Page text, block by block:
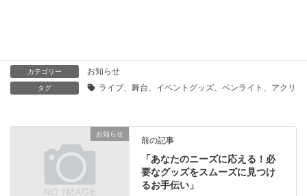
カテゴリー お知らせ
タグ ライブ、舞台、イベントグッズ、ペンライト、アクリ
お知らせ
前の記事
「あなたのニーズに応える！必
要なグッズをスムーズに見つけ
るお手伝い」